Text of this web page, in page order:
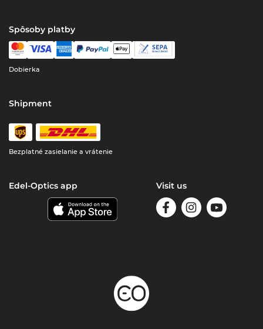
Spôsoby platby
Dobierka
Shipment
Bezplatné zasielanie a vrátenie
Edel-Optics app Visit us